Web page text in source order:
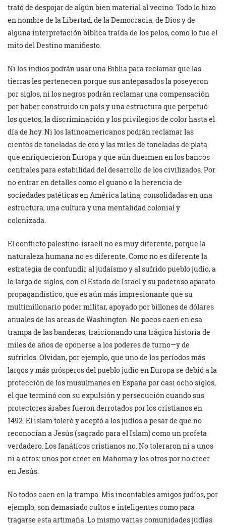
trató de despojar de algún bien material al vecino. Todo lo hizo
en nombre de la Libertad, de la Democracia, de Dios y de
alguna interpretación bíblica traída de los pelos, como lo fue el
mito del Destino manifiesto.
Ni los indios podrán usar una Biblia para reclamar que las
tierras les pertenecen porque sus antepasados la poseyeron
por siglos, ni los negros podrán reclamar una compensación
por haber construido un país y una estructura que perpetuó
los guetos, la discriminación y los privilegios de color hasta el
día de hoy. Ni los latinoamericanos podrán reclamar las
cientos de toneladas de oro y las miles de toneladas de plata
que enriquecieron Europa y que aún duermen en los bancos
centrales para estabilidad del desarrollo de los civilizados. Por
no entrar en detalles como el guano o la herencia de
sociedades patéticas en América latina, consolidadas en una
estructura, una cultura y una mentalidad colonial y
colonizada.
El conflicto palestino-israelí no es muy diferente, porque la
naturaleza humana no es diferente. Como no es diferente la
estrategia de confundir al judaísmo y al sufrido pueblo judío, a
lo largo de siglos, con el Estado de Israel y su poderoso aparato
propagandístico, que es aún más impresionante que su
multimillonario poder militar, apoyado por billones de dólares
anuales de las arcas de Washington. No pocos caen en esa
trampa de las banderas, traicionando una trágica historia de
miles de años de oponerse a los poderes de turno—y de
sufrirlos. Olvidan, por ejemplo, que uno de los períodos más
largos y más prósperos del pueblo judío en Europa se debió a la
protección de los musulmanes en España por casi ocho siglos,
el que terminó con su expulsión y persecución cuando sus
protectores árabes fueron derrotados por los cristianos en
1492. El islam toleró y aceptó a los judíos a pesar de que no
reconocían a Jesús (sagrado para el Islam) como un profeta
verdadero. Los fanáticos cristianos no. No toleraron ni a unos
ni a otros: unos por creer en Mahoma y los otros por no creer
en Jesús.
No todos caen en la trampa. Mis incontables amigos judíos, por
ejemplo, son demasiado cultos e inteligentes como para
tragarse esta artimaña. Lo mismo varias comunidades judías